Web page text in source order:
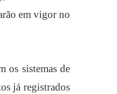
em vigor no
os sistemas de
já registrados